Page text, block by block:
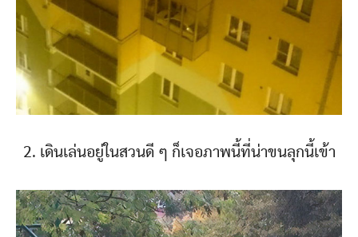
2. เดินเล่นอยู่ในสวนดี ๆ ก็เจอภาพนี้ที่น่าขนลุกนี้เข้า